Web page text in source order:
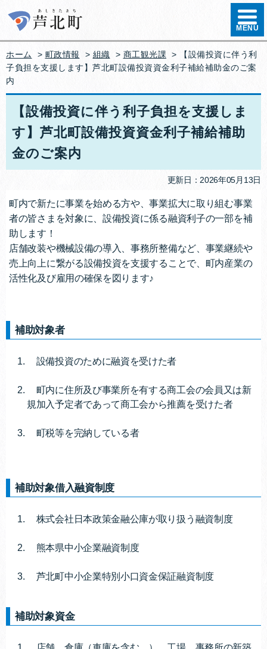
ハンバ
MENU
ホーム > 町政情報 > 組織 > 商工観光課 > 【設備投資に伴う利
子負担を支援します】芦北町設備投資資金利子補給補助金のご案
内
【設備投資に伴う利子負担を支援しま
す】芦北町設備投資資金利子補給補助
金のご案内
更新日：2026年05月13日
町内で新たに事業を始める方や、事業拡大に取り組む事業
者の皆さまを対象に、設備投資に係る融資利子の一部を補
助します！
店舗改装や機械設備の導入、事務所整備など、事業継続や
売上向上に繋がる設備投資を支援することで、町内産業の
活性化及び雇用の確保を図ります♪
補助対象者
設備投資のために融資を受けた者
町内に住所及び事業所を有する商工会の会員又は新
規加入予定者であって商工会から推薦を受けた者
町税等を完納している者
補助対象借入融資制度
株式会社日本政策金融公庫が取り扱う融資制度
熊本県中小企業融資制度
芦北町中小企業特別小口資金保証融資制度
補助対象資金